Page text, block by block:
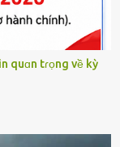
quɑn tɾọng về kỳ